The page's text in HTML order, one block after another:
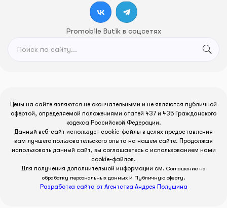
Promobile Butik в соцсетях
Цены на сайте являются не окончательными и не являются публичной
офертой, определяемой положениями статей 437 и 435 Гражданского
кодекса Российской Федерации.
Данный веб-сайт использует cookie-файлы в целях предоставления
вам лучшего пользовательского опыта на нашем сайте. Продолжая
использовать данный сайт, вы соглашаетесь с использованием нами
cookie-файлов.
Для получения дополнительной информации см. Соглашение на
обработку персональных данныхи Публичную оферту.
Разработка сайта от Агентства Андрея Полушина